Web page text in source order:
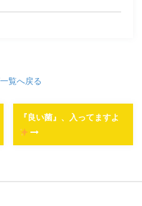
覧へ戻る
『良い菌』、入ってますよ